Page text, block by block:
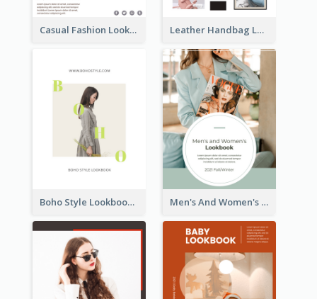
Casual Fashion Lookbook Leather Handbag Lookbook
Boho Style Lookbook Men's And Women's Lookbook